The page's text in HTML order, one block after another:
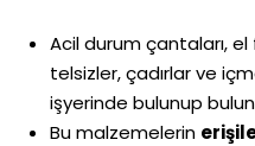
Acil durum çantaları,
telsizler, çadırlar ve
işyerinde bulunup
Bu malzemelerin